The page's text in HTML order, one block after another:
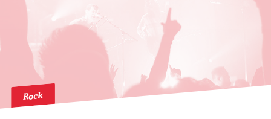
Rock